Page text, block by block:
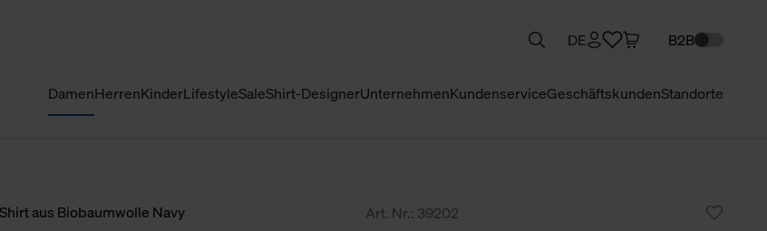
DamenHerrenKinderLifestyleSaleShirt-DesignerUnternehmenKundenserviceGeschäftskundenStandorte
DE B2B
Art. Nr.: 39202